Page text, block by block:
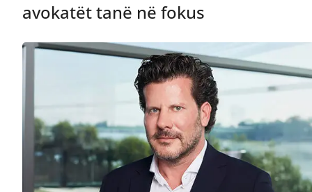
avokatët tanë në fokus